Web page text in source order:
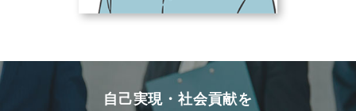
自己実現・社会貢献を